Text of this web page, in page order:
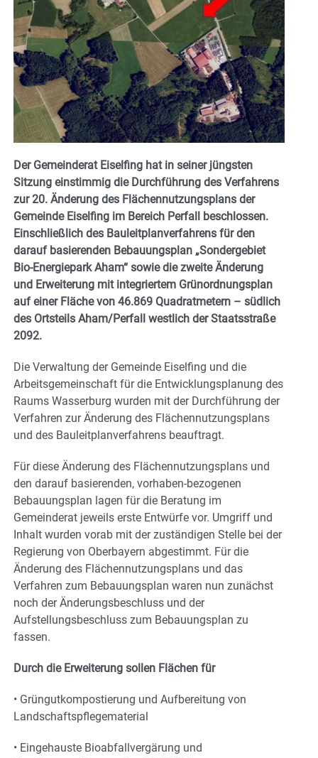
Der Gemeinderat Eiselfing hat in seiner jüngsten
Sitzung einstimmig die Durchführung des Verfahrens
zur 20. Änderung des Flächennutzungsplans der
Gemeinde Eiselfing im Bereich Perfall beschlossen.
Einschließlich des Bauleitplanverfahrens für den
darauf basierenden Bebauungsplan „Sondergebiet
Bio-Energiepark Aham“ sowie die zweite Änderung
und Erweiterung mit integriertem Grünordnungsplan
auf einer Fläche von 46.869 Quadratmetern – südlich
des Ortsteils Aham/Perfall westlich der Staatsstraße
2092.
Die Verwaltung der Gemeinde Eiselfing und die
Arbeitsgemeinschaft für die Entwicklungsplanung des
Raums Wasserburg wurden mit der Durchführung der
Verfahren zur Änderung des Flächennutzungsplans
und des Bauleitplanverfahrens beauftragt.
Für diese Änderung des Flächennutzungsplans und
den darauf basierenden, vorhaben-bezogenen
Bebauungsplan lagen für die Beratung im
Gemeinderat jeweils erste Entwürfe vor. Umgriff und
Inhalt wurden vorab mit der zuständigen Stelle bei der
Regierung von Oberbayern abgestimmt. Für die
Änderung des Flächennutzungsplans und das
Verfahren zum Bebauungsplan waren nun zunächst
noch der Änderungsbeschluss und der
Aufstellungsbeschluss zum Bebauungsplan zu
fassen.
Durch die Erweiterung sollen Flächen für
• Grüngutkompostierung und Aufbereitung von
Landschaftspflegematerial
• Eingehauste Bioabfallvergärung und